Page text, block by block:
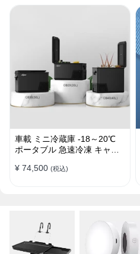
車載 ミニ冷蔵庫 -18～20℃
ポータブル 急速冷凍 キャン
¥ 74,500 (税込)